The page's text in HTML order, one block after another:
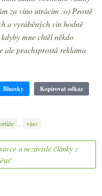
za víno utrácím :o) Prostě
a vyráběných vín hodně
mne chtěl někdo
ale prachsprostá reklama
Bluesky Kopírovat odkaz
, víno
a nezávislé články z